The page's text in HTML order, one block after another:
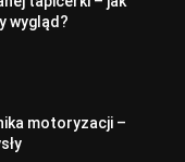
wygląd?
motoryzacji –